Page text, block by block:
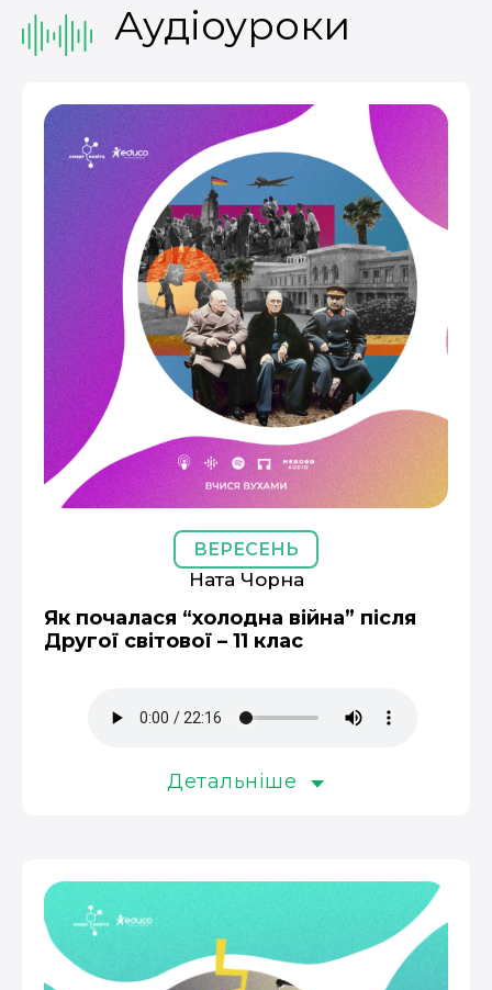
Аудіоуроки
ВЕРЕСЕНЬ
Ната Чорна
Як почалася “холодна війна” після
Другої світової – 11 клас
Детальніше